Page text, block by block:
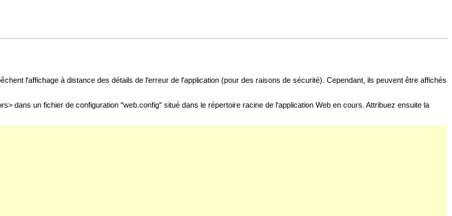
l'affichage à distance des détails de l'erreur de l'application (pour des raisons de sécurité). Cependant, ils peuvent être affichés
dans un fichier de configuration "web.config" situé dans le répertoire racine de l'application Web en cours. Attribuez ensuite la